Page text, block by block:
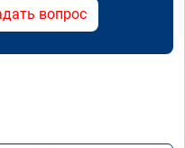
вопрос